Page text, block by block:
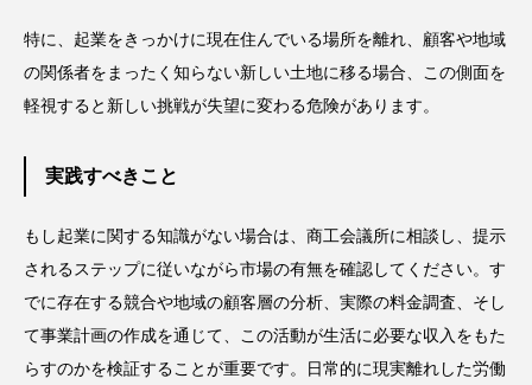
美容業界 美的感覚 美肌習慣
美脚習慣 老化
肌バリア 肌荒れ防止 脳 自律神経
花王 血行促進 過剰在庫
都市型美容ウェルネス 酷暑
特に、起業をきっかけに現在住んでいる場所を離れ、顧客や地域
の関係者をまったく知らない新しい土地に移る場合、この側面を
軽視すると新しい挑戦が失望に変わる危険があります。
実践すべきこと
もし起業に関する知識がない場合は、商工会議所に相談し、提示
されるステップに従いながら市場の有無を確認してください。す
でに存在する競合や地域の顧客層の分析、実際の料金調査、そし
て事業計画の作成を通じて、この活動が生活に必要な収入をもた
らすのかを検証することが重要です。日常的に現実離れした労働